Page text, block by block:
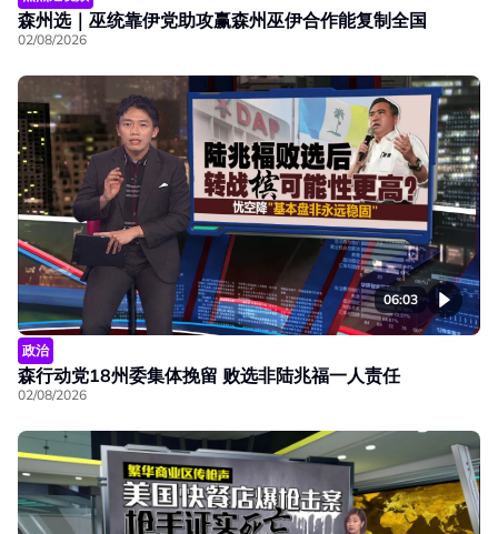
森州选｜巫统靠伊党助攻赢森州巫伊合作能复制全国
02/08/2026
06:03
政治
森行动党18州委集体挽留 败选非陆兆福一人责任
02/08/2026